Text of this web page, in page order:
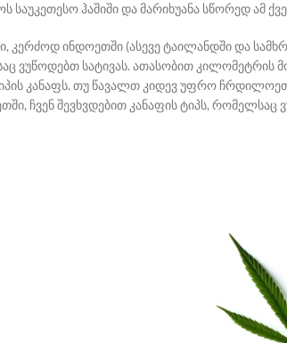
ჰაშიში და მარიხუანა სწორედ ამ
კერძოდ ინდოეთში (ასევე ტაილანდში და
ვუწოდებთ სატივას. ათასობით კილომეტრის
კანაფს. თუ წავალთ კიდევ უფრო
ჩვენ შევხვდებით კანაფის ტიპს, რომელსაც